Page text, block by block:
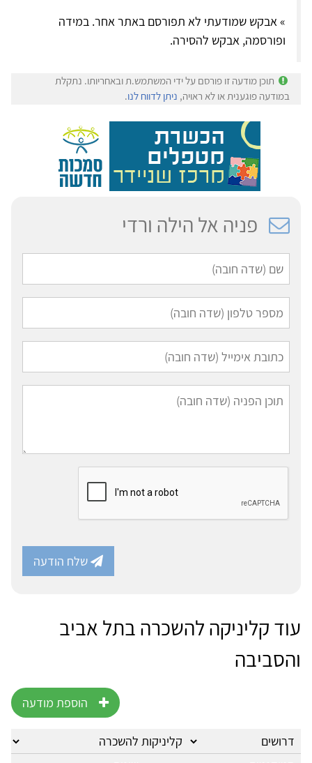
» אבקש שמודעתי לא תפורסם באתר אחר. במידה
ופורסמה, אבקש להסירה.
תוכן מודעה זו פורסם על ידי המשתמש.ת ובאחריותו. נתקלת
במודעה פוגענית או לא ראויה, ניתן לדווח לנו.
פניה אל הילה ורדי
שלח הודעה
עוד קליניקה להשכרה בתל אביב
והסביבה
הוספת מודעה